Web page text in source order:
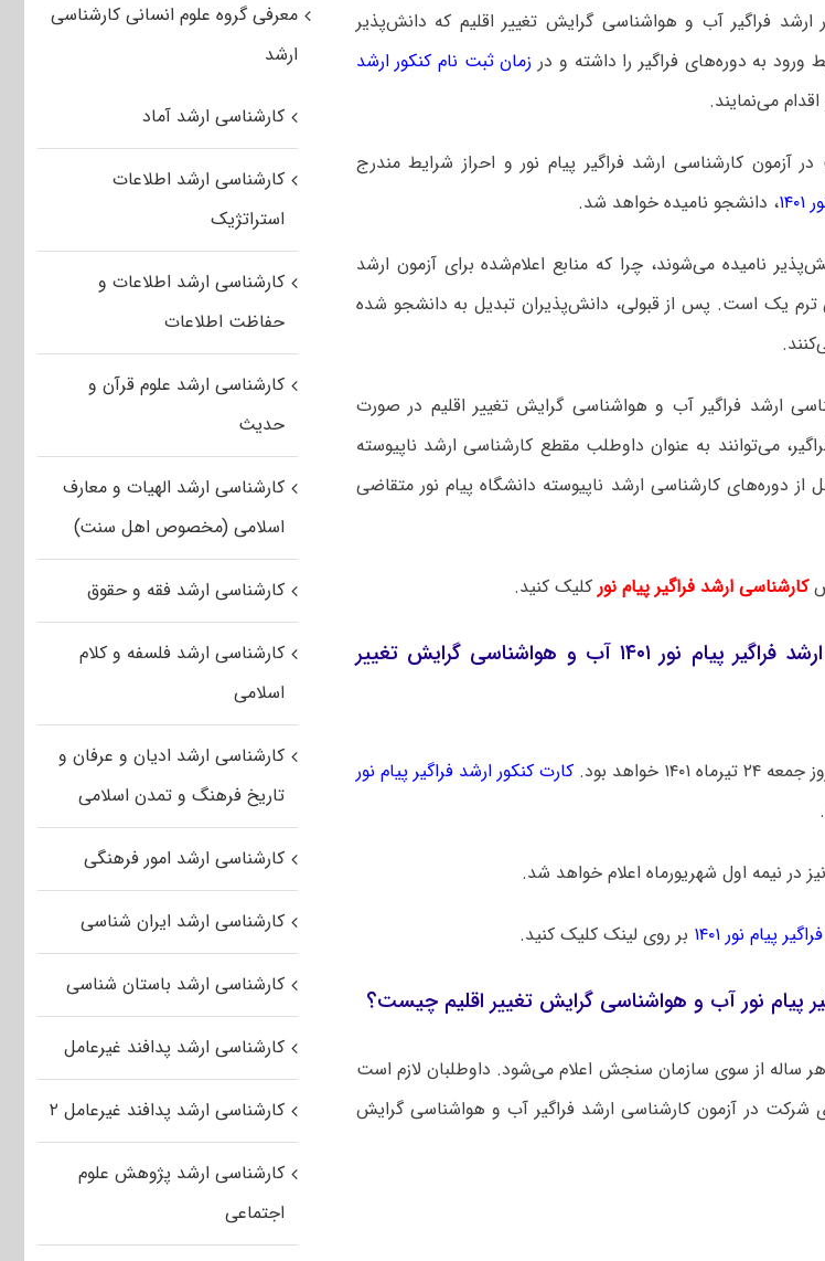
ارشد فراگیر آب و هواشناسی گرایش تغییر اقلیم که دانش‌پذیر
به دوره‌های فراگیر را داشته و در زمان ثبت نام کنکور ارشد
می‌نمایند.
کارشناسی ارشد فراگیر پیام نور و احراز شرایط مندرج
، دانشجو نامیده خواهد شد.
نامیده می‌شوند، چرا که منابع اعلام‌شده برای آزمون ارشد
ترم یک است. پس از قبولی، دانش‌پذیران تبدیل به دانشجو شده
ارشد فراگیر آب و هواشناسی گرایش تغییر اقلیم در صورت
می‌توانند به عنوان داوطلب مقطع کارشناسی ارشد ناپیوسته
۴۰ کدرشته‌محل از دوره‌های کارشناسی ارشد ناپیوسته دانشگاه پیام نور متقاضی
کارشناسی ارشد فراگیر پیام نورکلیک کنید.
زمان برگزاری آزمون کارشناسی ارشد فراگیر پیام نور ۱۴۰۱ آب و هواشناسی گرایش تغییر
۲۴ تیرماه ۱۴۰۱ خواهد بود.
کارت کنکور ارشد فراگیر پیام نور
نیز در نیمه اول شهریورماه اعلام خواهد شد.
پیام نور ۱۴۰۱ بر روی لینک کلیک کنید.
پیام نور آب و هواشناسی گرایش تغییر اقلیم چیست؟
هر ساله از سوی سازمان سنجش اعلام می‌شود. داوطلبان لازم است
شرکت در آزمون کارشناسی ارشد فراگیر آب و هواشناسی گرایش
معرفی گروه علوم انسانی کارشناسی
ارشد
کارشناسی ارشد آماد
کارشناسی ارشد اطلاعات
استراتژیک
کارشناسی ارشد اطلاعات و
حفاظت اطلاعات
کارشناسی ارشد علوم قرآن و
حدیث
کارشناسی ارشد الهیات و معارف
اسلامی (مخصوص اهل سنت)
کارشناسی ارشد فقه و حقوق
کارشناسی ارشد فلسفه و کلام
اسلامی
کارشناسی ارشد ادیان و عرفان و
تاریخ فرهنگ و تمدن اسلامی
کارشناسی ارشد امور فرهنگی
کارشناسی ارشد ایران شناسی
کارشناسی ارشد باستان شناسی
کارشناسی ارشد پدافند غیرعامل
کارشناسی ارشد پدافند غیرعامل ۲
کارشناسی ارشد پژوهش علوم
اجتماعی